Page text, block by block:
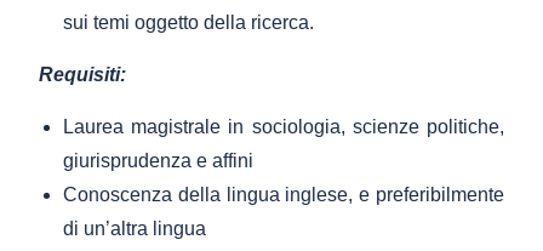
sui temi oggetto della ricerca.
Requisiti:
Laurea magistrale in sociologia, scienze politiche,
giurisprudenza e affini
Conoscenza della lingua inglese, e preferibilmente
di un’altra lingua